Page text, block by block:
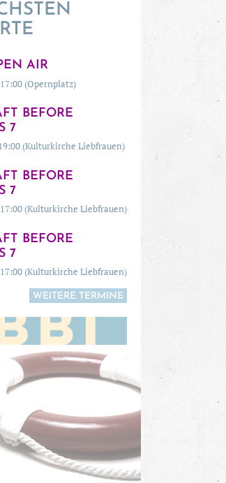
weit.
um 19.30 Uhr
und 3 Sprecher.
AIR
(Opernplatz)
BEFORE
7
(Kulturkirche Liebfrauen)
BEFORE
7
(Kulturkirche Liebfrauen)
BEFORE
7
(Kulturkirche Liebfrauen)
WEITERE TERMINE